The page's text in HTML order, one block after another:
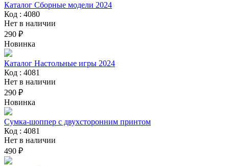
Каталог Сборные модели 2024
Код : 4080
Нет в наличии
290 ₽
Новинка
Каталог Настольные игры 2024
Код : 4081
Нет в наличии
290 ₽
Новинка
Сумка-шоппер с двухсторонним принтом
Код : 4081
Нет в наличии
490 ₽